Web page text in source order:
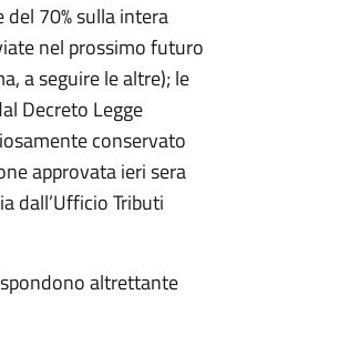
70% sulla intera
nel prossimo futuro
a seguire le altre); le
Decreto Legge
conservato
approvata ieri sera
dall’Ufficio Tributi
altrettante